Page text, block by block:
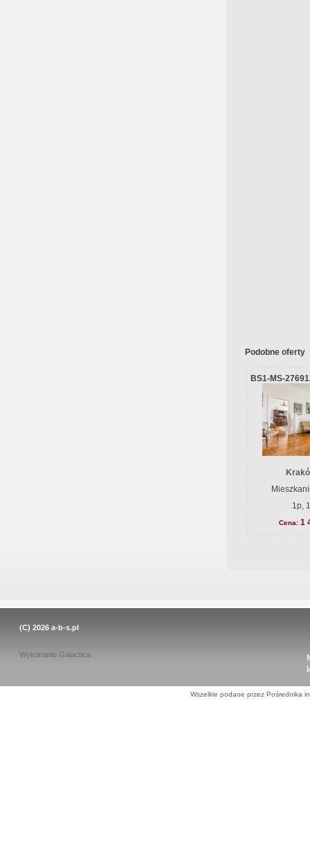
Podobne oferty
BS1-MS-
1p,
Cena: 1
(C) 2026 a-b-s.pl
Wykonanie Galactica
Wszelkie podane przez Pośrednika